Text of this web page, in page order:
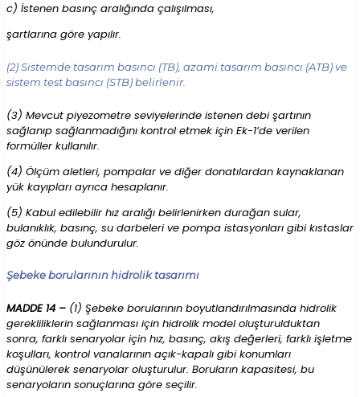
c) İstenen basınç aralığında çalışılması,
şartlarına göre yapılır.
(2) Sistemde tasarım basıncı (TB), azami tasarım basıncı (ATB) ve
sistem test basıncı (STB) belirlenir.
(3) Mevcut piyezometre seviyelerinde istenen debi şartının
sağlanıp sağlanmadığını kontrol etmek için Ek-1’de verilen
formüller kullanılır.
(4) Ölçüm aletleri, pompalar ve diğer donatılardan kaynaklanan
yük kayıpları ayrıca hesaplanır.
(5) Kabul edilebilir hız aralığı belirlenirken durağan sular,
bulanıklık, basınç, su darbeleri ve pompa istasyonları gibi kıstaslar
göz önünde bulundurulur.
Şebeke borularının hidrolik tasarımı
MADDE 14 – (1) Şebeke borularının boyutlandırılmasında hidrolik
gerekliliklerin sağlanması için hidrolik model oluşturulduktan
sonra, farklı senaryolar için hız, basınç, akış değerleri, farklı işletme
koşulları, kontrol vanalarının açık-kapalı gibi konumları
düşünülerek senaryolar oluşturulur. Boruların kapasitesi, bu
senaryoların sonuçlarına göre seçilir.